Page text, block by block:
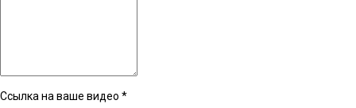
Ссылка на ваше видео *